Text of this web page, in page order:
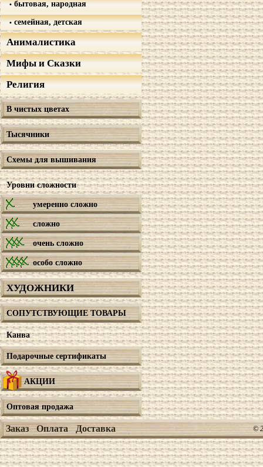
бытовая, народная
семейная, детская
Анималистика
Мифы и Сказки
Религия
В чистых цветах
Тысячники
Схемы для вышивания
Уровни сложности
умеренно сложно
сложно
очень сложно
особо сложно
ХУДОЖНИКИ
СОПУТСТВУЮЩИЕ ТОВАРЫ
Канва
Подарочные сертификаты
АКЦИИ
Оптовая продажа
Заказ Оплата Доставка ©